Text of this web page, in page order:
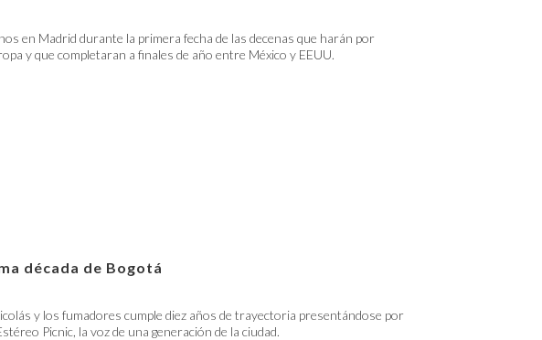
en Madrid durante la primera fecha de las decenas que harán por
y que completaran a finales de año entre México y EEUU.
década de Bogotá
y los fumadores cumple diez años de trayectoria presentándose por
Picnic, la voz de una generación de la ciudad.